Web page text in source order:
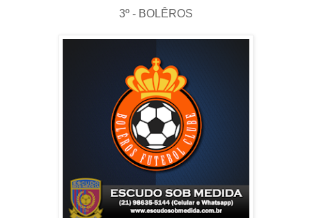
3º - BOLÊROS